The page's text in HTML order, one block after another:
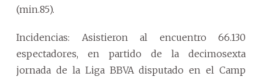
(min.85).
Incidencias: Asistieron al encuentro 66.130
espectadores, en partido de la decimosexta
jornada de la Liga BBVA disputado en el Camp